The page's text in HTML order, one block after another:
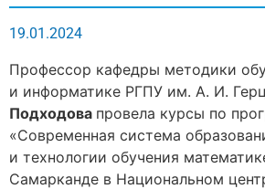
19.01.2024
Профессор кафедры методики
и информатике РГПУ им. А. И.
Подходова провела курсы по
«Современная система
и технологии обучения
Самарканде в Национальном